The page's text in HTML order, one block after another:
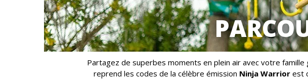
Partagez de superbes moments en plein air avec votre famille
reprend les codes de la célèbre émission Ninja Warriorest